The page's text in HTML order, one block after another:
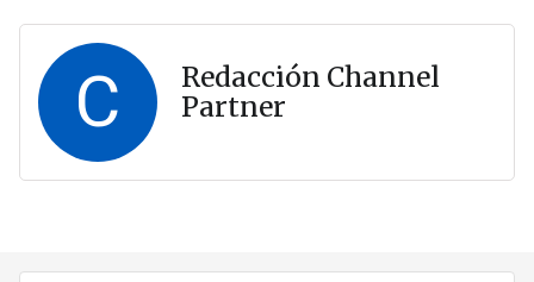
C
Redacción Channel
Partner